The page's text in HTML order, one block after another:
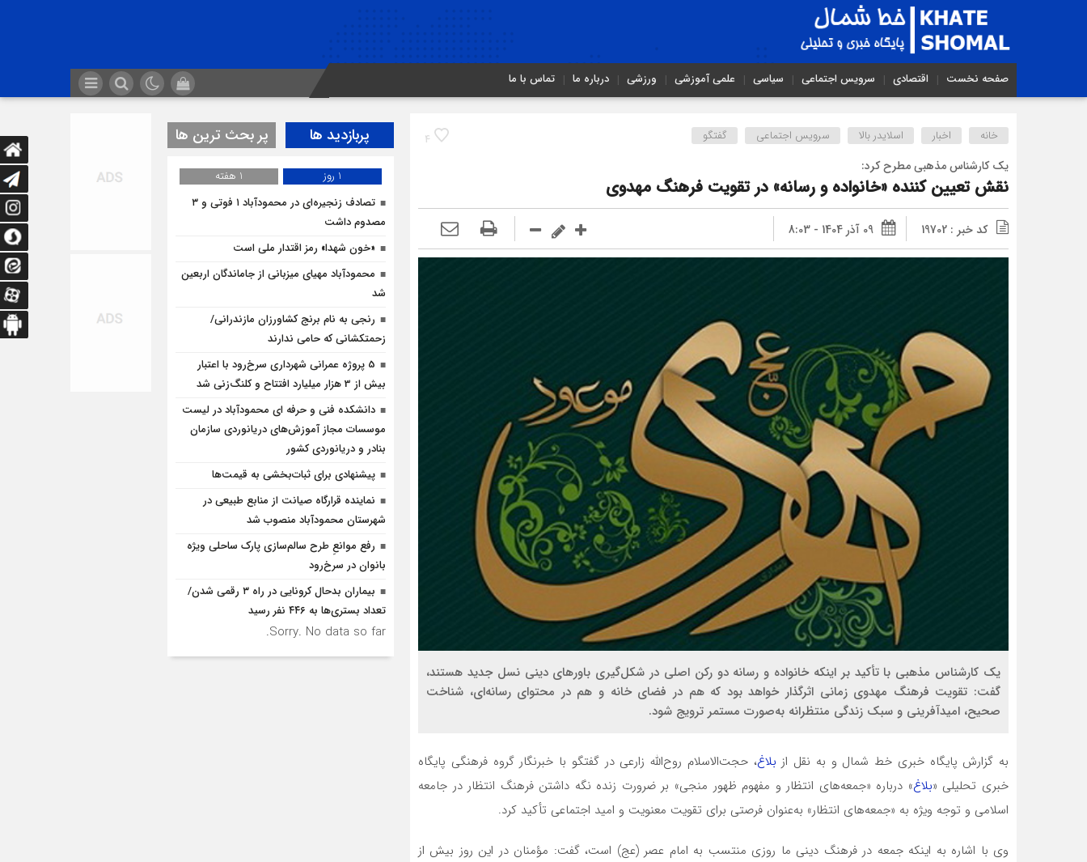
صفحه نخست اقتصادی سرویس اجتماعی سیاسی علمی آموزشی ورزشی درباره ما تماس با ما
4 خانه اخبار اسلایدر بالا سرویس اجتماعی گفتگو
یک کارشناس مذهبی مطرح کرد:
نقش تعیین کننده «خانواده و رسانه» در تقویت فرهنگ مهدوی
کد خبر : 19702 09 آذر 1404 - 8:03
یک کارشناس مذهبی با تأکید بر اینکه خانواده و رسانه دو رکن اصلی در شکل‌گیری باورهای دینی نسل جدید هستند،
گفت: تقویت فرهنگ مهدوی زمانی اثرگذار خواهد بود که هم در فضای خانه و هم در محتوای رسانه‌ای، شناخت
صحیح، امیدآفرینی و سبک زندگی منتظرانه به‌صورت مستمر ترویج شود.
به گزارش پایگاه خبری خط شمال و به نقل ازبلاغ، حجت‌الاسلام روح‌الله زارعی در گفتگو با خبرنگار گروه فرهنگی پایگاه
خبری تحلیلی «بلاغ» درباره «جمعه‌های انتظار و مفهوم ظهور منجی» بر ضرورت زنده نگه داشتن فرهنگ انتظار در جامعه
اسلامی و توجه ویژه به «جمعه‌های انتظار» به‌عنوان فرصتی برای تقویت معنویت و امید اجتماعی تأکید کرد.
وی با اشاره به اینکه جمعه در فرهنگ دینی ما روزی منتسب به امام عصر (عج) است، گفت: مؤمنان در این روز بیش از
پربازدید ها پر بحث ترین ها
1 روز
1 هفته
تصادف زنجیره‌ای در محمودآباد ۱ فوتی و ۳
مصدوم داشت
«خون شهدا» رمز اقتدار ملی است
محمودآباد مهیای میزبانی از جاماندگان اربعین
شد
رنجی به نام برنج کشاورزان مازندرانی/
زحمتکشانی که حامی ندارند
5 پروژه‌ عمرانی شهرداری سرخ‌رود با اعتبار
بیش از 3 هزار میلیارد افتتاح و کلنگ‌زنی شد
دانشکده فنی و حرفه ای محمودآباد در لیست
موسسات مجاز آموزش‌های دریانوردی سازمان
بنادر و دریانوردی کشور
پیشنهادی برای ثبات‌بخشی به قیمت‌ها
نماینده قرارگاه صیانت از منابع طبیعی در
شهرستان محمودآباد منصوب شد
رفع موانع‌ِ طرح سالم‌سازی پارک ساحلی ویژه
بانوان در سرخ‌رود
بیماران بدحال کرونایی در راه ۳ رقمی شدن/
تعداد بستری‌ها به ۴۴۶ نفر رسید
Sorry. No data so far.